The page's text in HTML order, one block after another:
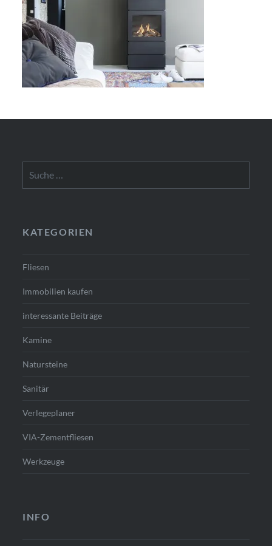
nach:
KATEGORIEN
Fliesen
Immobilien kaufen
interessante Beiträge
Kamine
Natursteine
Sanitär
Verlegeplaner
VIA-Zementfliesen
Werkzeuge
INFO